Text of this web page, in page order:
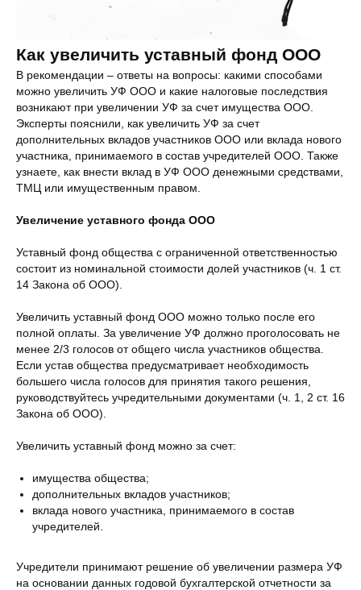
Как увеличить уставный фонд ООО
В рекомендации – ответы на вопросы: какими способами
можно увеличить УФ ООО и какие налоговые последствия
возникают при увеличении УФ за счет имущества ООО.
Эксперты пояснили, как увеличить УФ за счет
дополнительных вкладов участников ООО или вклада нового
участника, принимаемого в состав учредителей ООО. Также
узнаете, как внести вклад в УФ ООО денежными средствами,
ТМЦ или имущественным правом.
Увеличение уставного фонда ООО
Уставный фонд общества с ограниченной ответственностью
состоит из номинальной стоимости долей участников (ч. 1 ст.
14 Закона об ООО).
Увеличить уставный фонд ООО можно только после его
полной оплаты. За увеличение УФ должно проголосовать не
менее 2/3 голосов от общего числа участников общества.
Если устав общества предусматривает необходимость
большего числа голосов для принятия такого решения,
руководствуйтесь учредительными документами (ч. 1, 2 ст. 16
Закона об ООО).
Увеличить уставный фонд можно за счет:
имущества общества;
дополнительных вкладов участников;
вклада нового участника, принимаемого в состав
учредителей.
Учредители принимают решение об увеличении размера УФ
на основании данных годовой бухгалтерской отчетности за